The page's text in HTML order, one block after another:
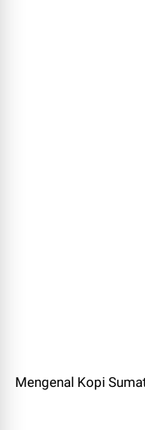
Mengenal Kopi